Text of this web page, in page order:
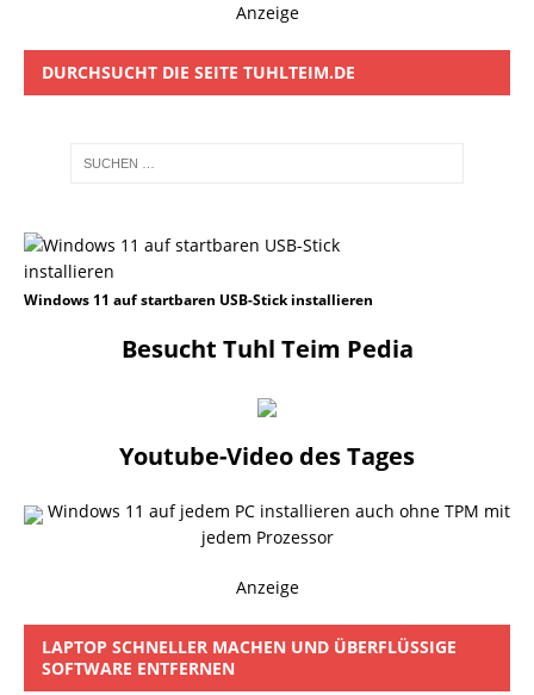
Anzeige
DURCHSUCHT DIE SEITE TUHLTEIM.DE
Windows 11 auf startbaren USB-Stick installieren
Besucht Tuhl Teim Pedia
Youtube-Video des Tages
Windows 11 auf jedem PC installieren auch ohne TPM mit
jedem Prozessor
Anzeige
LAPTOP SCHNELLER MACHEN UND ÜBERFLÜSSIGE
SOFTWARE ENTFERNEN